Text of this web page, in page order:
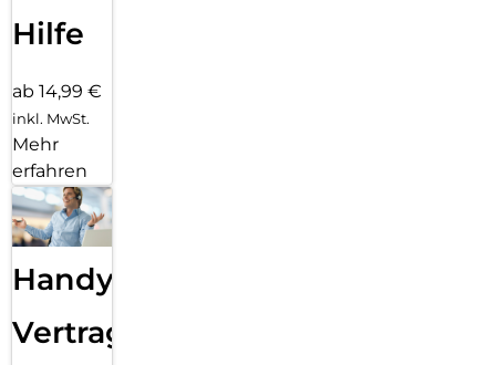
Hilfe
ab 14,99 €
inkl. MwSt.
Mehr
erfahren
Handy
Vertragsabwicklung